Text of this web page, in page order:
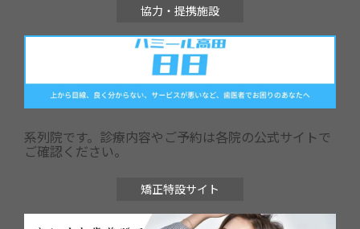
協力・提携施設
系列院です。診療内容やご予約は各院の公式サイトで
ご確認ください。
矯正特設サイト